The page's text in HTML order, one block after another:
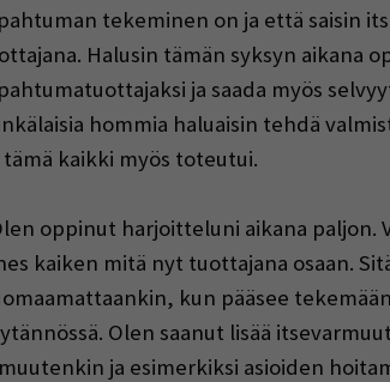
tekeminen on ja että saisin
Halusin tämän syksyn aikana
ja saada myös
hommia haluaisin tehdä
tämä kaikki myös toteutui.
oppinut harjoitteluni aikana paljon.
kaiken mitä nyt tuottajana osaan.
kun pääsee
Olen saanut lisää
ja esimerkiksi asioiden